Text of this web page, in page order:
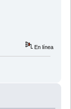
En línea